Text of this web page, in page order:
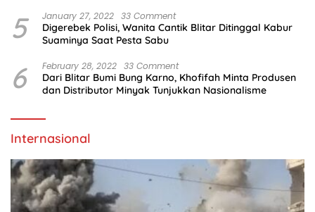
5 January 27, 2022 33 Comment
Digerebek Polisi, Wanita Cantik Blitar Ditinggal Kabur
Suaminya Saat Pesta Sabu
6 February 28, 2022 33 Comment
Dari Blitar Bumi Bung Karno, Khofifah Minta Produsen
dan Distributor Minyak Tunjukkan Nasionalisme
Internasional